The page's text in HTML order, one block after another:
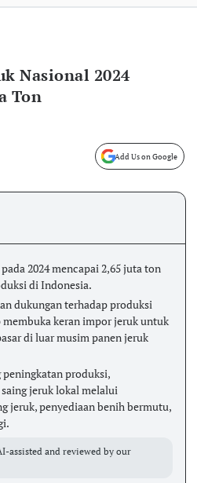
Nasional 2024
Ton
Add Us on Google
2024 mencapai 2,65 juta ton
di Indonesia.
dukungan terhadap produksi
keran impor jeruk untuk
di luar musim panen jeruk
produksi,
jeruk lokal melalui
jeruk, penyediaan benih bermutu,
assisted and reviewed by our